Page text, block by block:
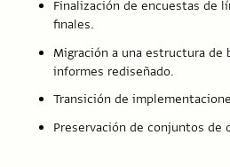
Finalización de encuestas de
finales.
Migración a una estructura de
informes rediseñado.
Transición de
Preservación de conjuntos de